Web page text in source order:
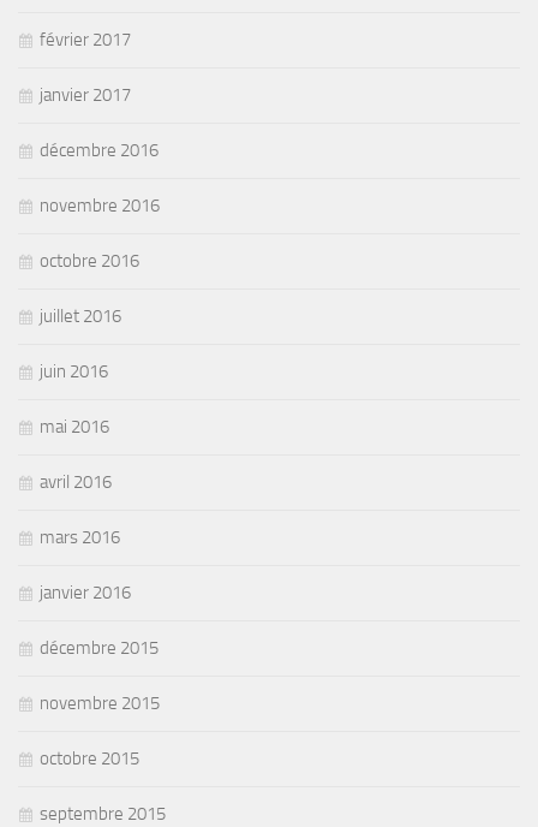
février 2017
janvier 2017
décembre 2016
novembre 2016
octobre 2016
juillet 2016
juin 2016
mai 2016
avril 2016
mars 2016
janvier 2016
décembre 2015
novembre 2015
octobre 2015
septembre 2015